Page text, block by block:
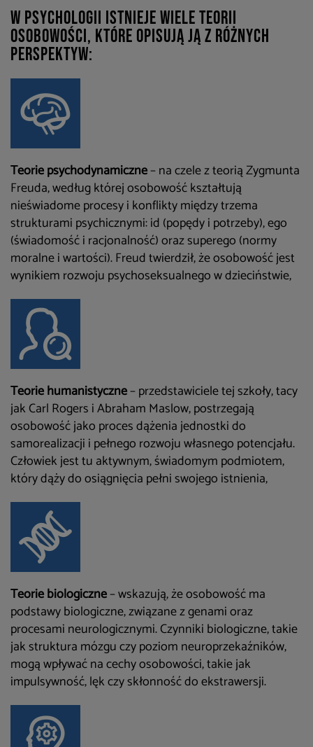
W psychologii istnieje wiele teorii
osobowości, które opisują ją z różnych
perspektyw:
Teorie psychodynamiczne– na czele z teorią Zygmunta
Freuda, według której osobowość kształtują
nieświadome procesy i konflikty między trzema
strukturami psychicznymi: id (popędy i potrzeby), ego
(świadomość i racjonalność) oraz superego (normy
moralne i wartości). Freud twierdził, że osobowość jest
wynikiem rozwoju psychoseksualnego w dzieciństwie,
Teorie humanistyczne– przedstawiciele tej szkoły, tacy
jak Carl Rogers i Abraham Maslow, postrzegają
osobowość jako proces dążenia jednostki do
samorealizacji i pełnego rozwoju własnego potencjału.
Człowiek jest tu aktywnym, świadomym podmiotem,
który dąży do osiągnięcia pełni swojego istnienia,
Teorie biologiczne– wskazują, że osobowość ma
podstawy biologiczne, związanez genami oraz
procesami neurologicznymi. Czynniki biologiczne, takie
jak struktura mózgu czy poziom neuroprzekaźników,
mogą wpływać na cechy osobowości, takie jak
impulsywność, lęk czy skłonność do ekstrawersji.